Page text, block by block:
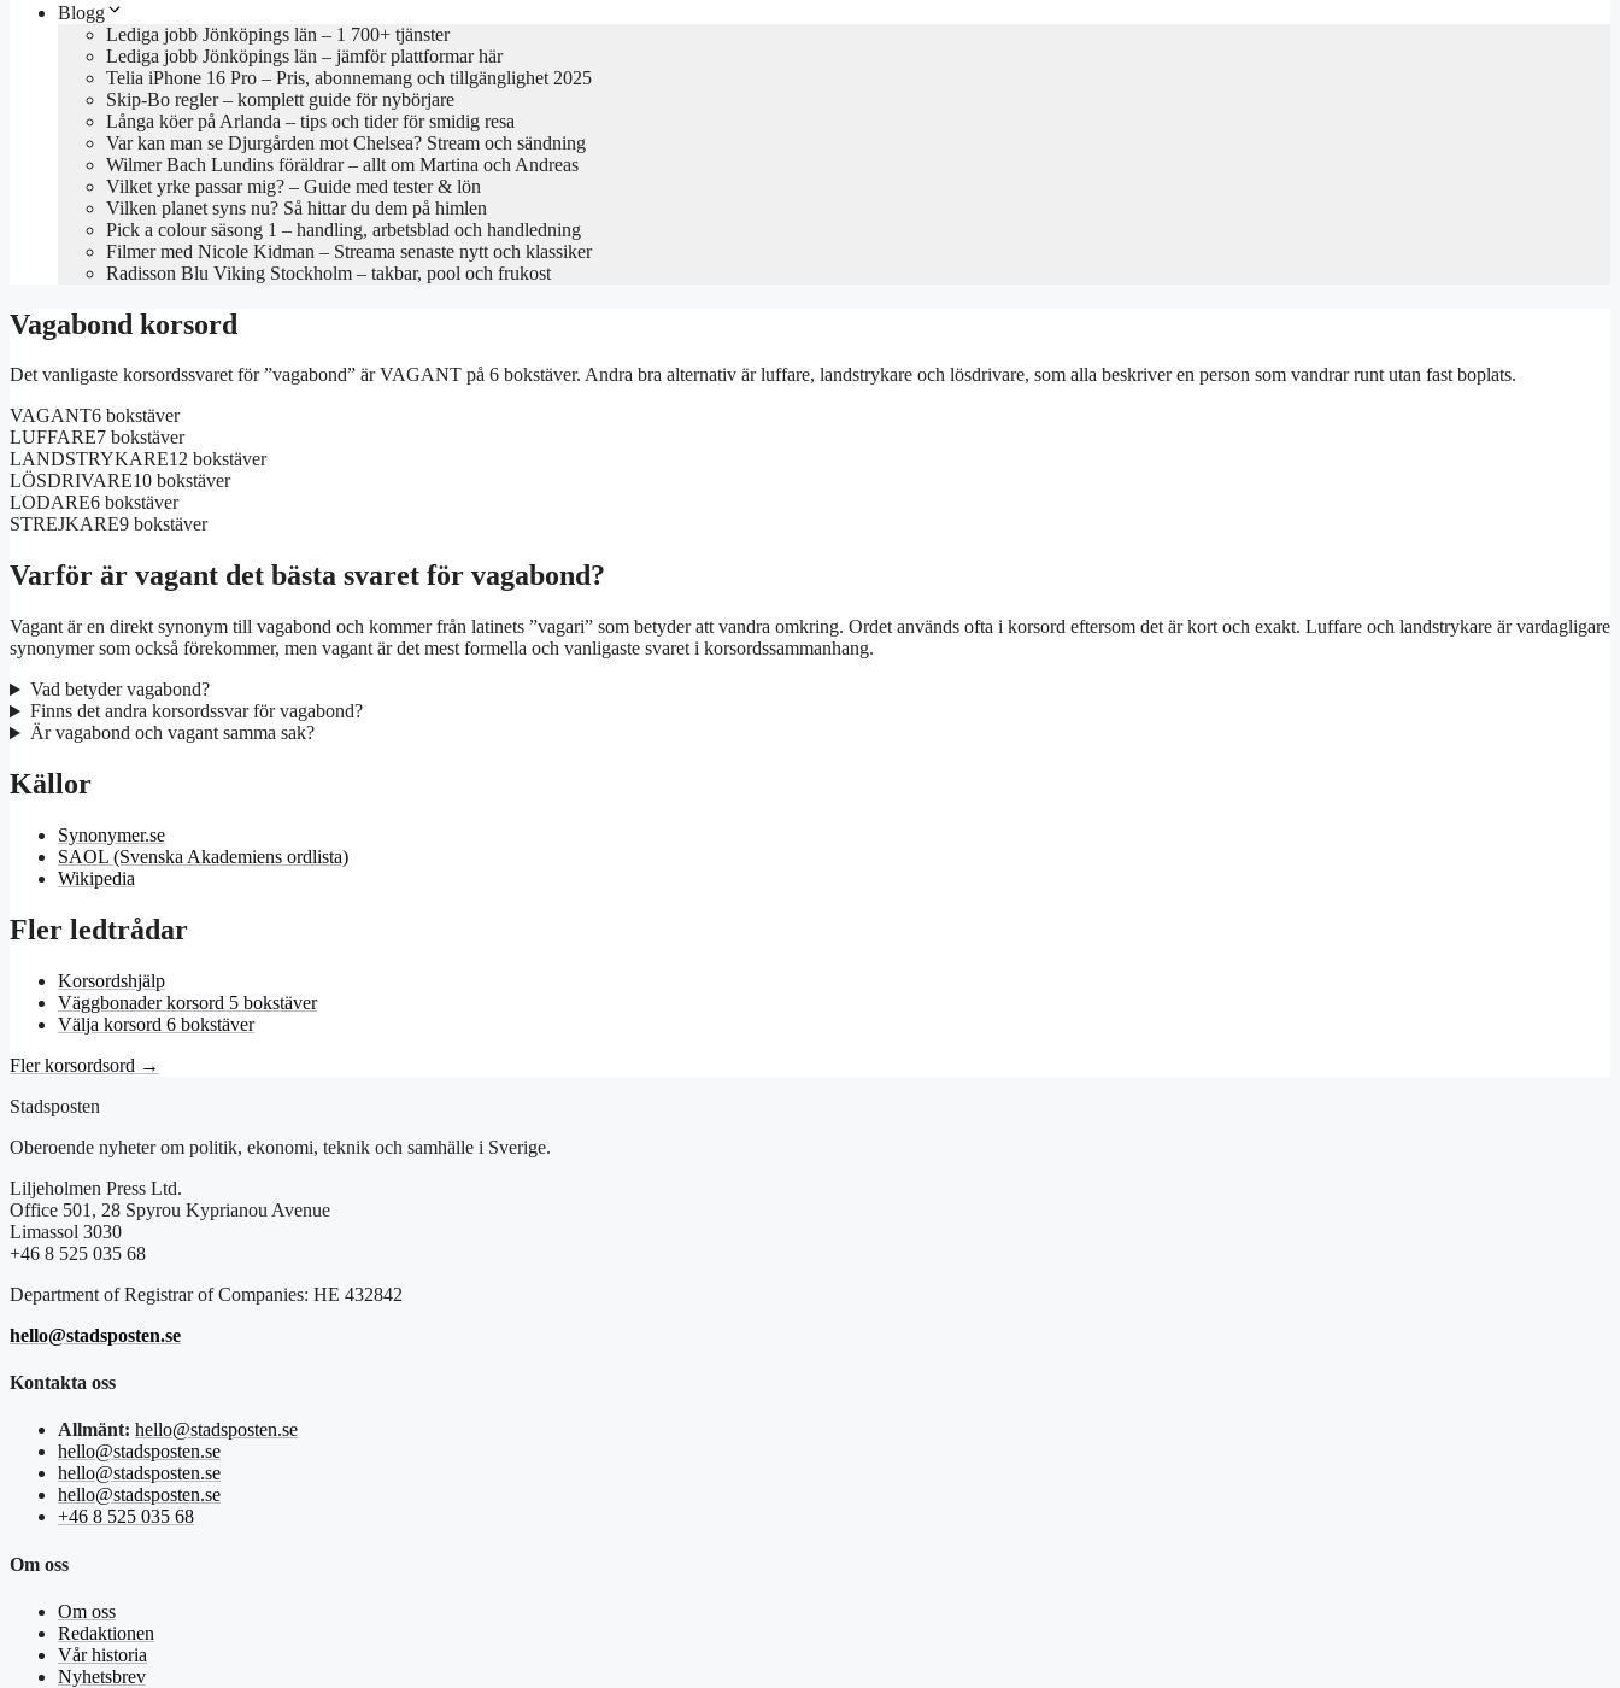
Blogg
Lediga jobb Jönköpings län – 1 700+ tjänster
Lediga jobb Jönköpings län – jämför plattformar här
Telia iPhone 16 Pro – Pris, abonnemang och tillgänglighet 2025
Skip-Bo regler – komplett guide för nybörjare
Långa köer på Arlanda – tips och tider för smidig resa
Var kan man se Djurgården mot Chelsea? Stream och sändning
Wilmer Bach Lundins föräldrar – allt om Martina och Andreas
Vilket yrke passar mig? – Guide med tester & lön
Vilken planet syns nu? Så hittar du dem på himlen
Pick a colour säsong 1 – handling, arbetsblad och handledning
Filmer med Nicole Kidman – Streama senaste nytt och klassiker
Radisson Blu Viking Stockholm – takbar, pool och frukost
Vagabond korsord
Det vanligaste korsordssvaret för ”vagabond” är VAGANT på 6 bokstäver. Andra bra alternativ är luffare, landstrykare och lösdrivare, som alla beskriver en person som vandrar runt utan fast boplats.
VAGANT6 bokstäver
LUFFARE7 bokstäver
LANDSTRYKARE12 bokstäver
LÖSDRIVARE10 bokstäver
LODARE6 bokstäver
STREJKARE9 bokstäver
Varför är vagant det bästa svaret för vagabond?
Vagant är en direkt synonym till vagabond och kommer från latinets ”vagari” som betyder att vandra omkring. Ordet används ofta i korsord eftersom det är kort och exakt. Luffare och landstrykare är vardagligare
synonymer som också förekommer, men vagant är det mest formella och vanligaste svaret i korsordssammanhang.
Vad betyder vagabond?
Finns det andra korsordssvar för vagabond?
Är vagabond och vagant samma sak?
Källor
Synonymer.se
SAOL (Svenska Akademiens ordlista)
Wikipedia
Fler ledtrådar
Korsordshjälp
Väggbonader korsord 5 bokstäver
Välja korsord 6 bokstäver
Fler korsordsord →
Stadsposten
Oberoende nyheter om politik, ekonomi, teknik och samhälle i Sverige.
Liljeholmen Press Ltd.
Office 501, 28 Spyrou Kyprianou Avenue
Limassol 3030
+46 8 525 035 68
Department of Registrar of Companies: HE 432842
hello@stadsposten.se
Kontakta oss
Allmänt: hello@stadsposten.se
hello@stadsposten.se
hello@stadsposten.se
hello@stadsposten.se
+46 8 525 035 68
Om oss
Om oss
Redaktionen
Vår historia
Nyhetsbrev